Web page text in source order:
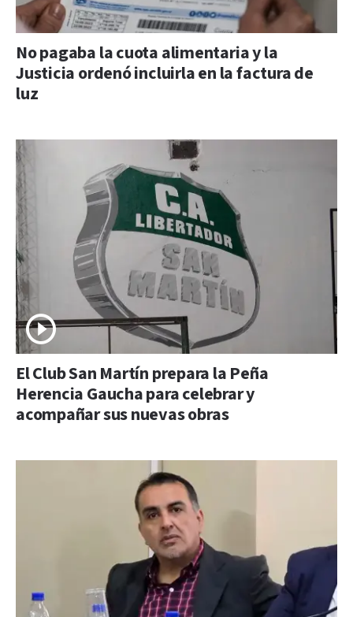
No pagaba la cuota alimentaria y la
Justicia ordenó incluirla en la factura de
luz
El Club San Martín prepara la Peña
Herencia Gaucha para celebrar y
acompañar sus nuevas obras